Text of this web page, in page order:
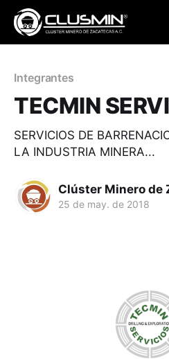
Integrantes
TECMIN
SERVICIOS DE
LA INDUSTRIA MINERA...
Clúster Minero de
25 de may. de 2018